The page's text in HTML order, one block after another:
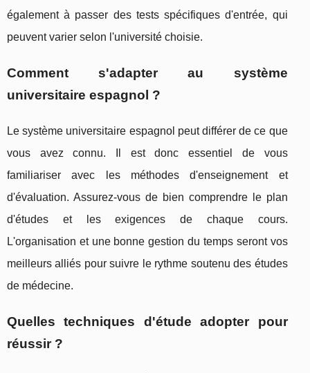
également à passer des tests spécifiques d'entrée, qui
peuvent varier selon l'université choisie.
Comment s'adapter au système
universitaire espagnol ?
Le système universitaire espagnol peut différer de ce que
vous avez connu. Il est donc essentiel de vous
familiariser avec les méthodes d'enseignement et
d'évaluation. Assurez-vous de bien comprendre le plan
d'études et les exigences de chaque cours.
L'organisation et une bonne gestion du temps seront vos
meilleurs alliés pour suivre le rythme soutenu des études
de médecine.
Quelles techniques d'étude adopter pour
réussir ?